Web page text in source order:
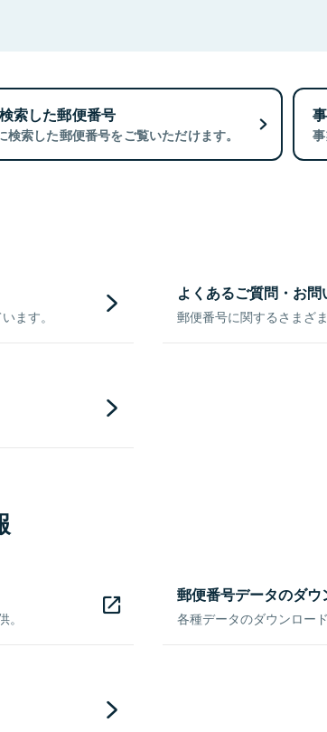
索した郵便番号
検索した郵便番号をご覧いただけます。
ます。
よくあるご質問・お問
郵便番号に関するさまざ
郵便番号データのダウ
各種データのダウンロー